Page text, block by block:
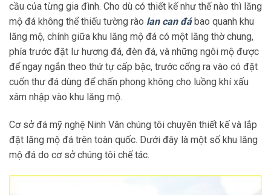
cầu của từng gia đình. Cho dù có thiết kế như thế nào thì lăng
mộ đá không thể thiếu tường rào lan can đábao quanh khu
lăng mộ, chính giữa khu lăng mộ đá có một lăng thờ chung,
phía trước đặt lư hương đá, đèn đá, và những ngôi mộ được
để ngay ngắn theo thứ tự cấp bậc, trước cổng ra vào có đặt
cuốn thư đá dùng để chấn phong không cho luồng khí xấu
xâm nhập vào khu lăng mộ.
Cơ sở đá mỹ nghệ Ninh Vân chúng tôi chuyên thiết kế và lắp
đặt lăng mộ đá trên toàn quốc. Dưới đây là một số khu lăng
mộ đá do cơ sở chúng tôi chế tác.